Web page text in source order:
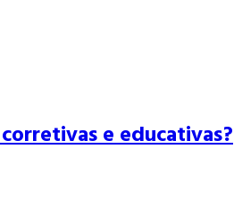
e educativas?